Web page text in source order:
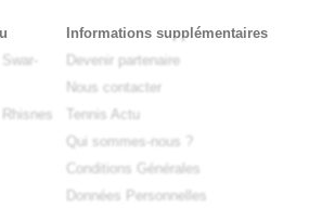
Rhisnes
Informations supplémentaires
Devenir partenaire
Nous contacter
Tennis Actu
Qui sommes-nous ?
Conditions Générales
Données Personnelles